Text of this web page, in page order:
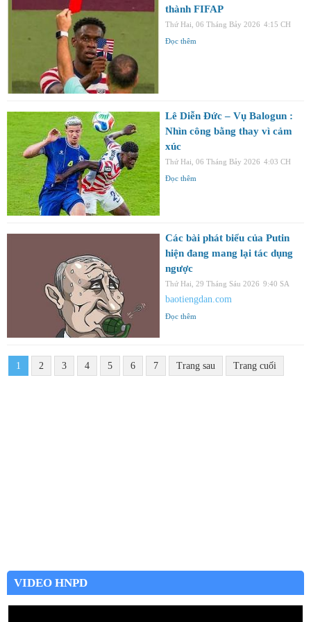
thành FIFAP
Thứ Hai, 06 Tháng Bảy 2026 4:15 CH
Đọc thêm
Lê Diễn Đức – Vụ Balogun :
Nhìn công bằng thay vì cảm
xúc
Thứ Hai, 06 Tháng Bảy 2026 4:03 CH
Đọc thêm
Các bài phát biểu của Putin
hiện đang mang lại tác dụng
ngược
Thứ Hai, 29 Tháng Sáu 2026 9:40 SA
baotiengdan.com
Đọc thêm
1 2 3 4 5 6 7 Trang sau Trang cuối
VIDEO HNPD